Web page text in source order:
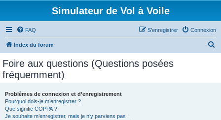
Simulateur de Vol à Voile
FAQ Connexion
S’enregistrer
Index du forum
Foire aux questions (Questions posées
fréquemment)
Problèmes de connexion et d’enregistrement
Pourquoi dois-je m’enregistrer ?
Que signifie COPPA ?
Je souhaite m’enregistrer, mais je n’y parviens pas !